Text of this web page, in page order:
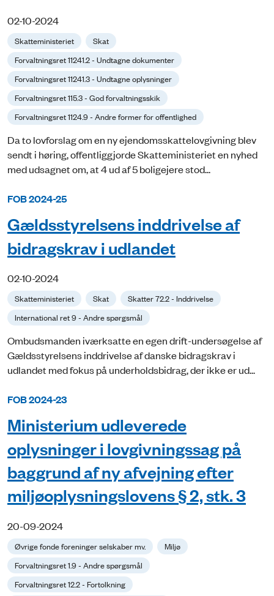
02-10-2024
Skatteministeriet
Skat
Forvaltningsret 11241.2 - Undtagne dokumenter
Forvaltningsret 11241.3 - Undtagne oplysninger
Forvaltningsret 115.3 - God forvaltningsskik
Forvaltningsret 1124.9 - Andre former for offentlighed
Da to lovforslag om en ny ejendomsskattelovgivning blev
sendt i høring, offentliggjorde Skatteministeriet en nyhed
med udsagnet om, at 4 ud af 5 boligejere stod...
FOB 2024-25
Gældsstyrelsens inddrivelse af
bidragskrav i udlandet
02-10-2024
Skatteministeriet Skat
Skatter 72.2 - Inddrivelse
International ret 9 - Andre spørgsmål
Ombudsmanden iværksatte en egen drift-undersøgelse af
Gældsstyrelsens inddrivelse af danske bidragskrav i
udlandet med fokus på underholdsbidrag, der ikke er ud...
FOB 2024-23
Ministerium udleverede
oplysninger i lovgivningssag på
baggrund af ny afvejning efter
miljøoplysningslovens § 2, stk. 3
20-09-2024
Øvrige fonde foreninger selskaber mv.
Miljø
Forvaltningsret 1.9 - Andre spørgsmål
Forvaltningsret 12.2 - Fortolkning